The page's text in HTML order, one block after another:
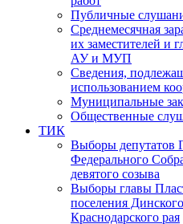
Публичные
Среднемесячная
их заместителей и
АУ и МУП
Сведения,
использованием
Муниципальные
Общественные
ТИК
Выборы депутатов
Федерального
девятого созыва
Выборы главы
поселения
Краснодарского рая